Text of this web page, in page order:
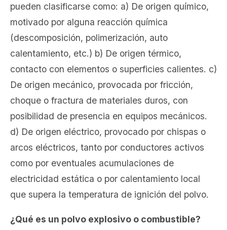
pueden clasificarse como: a) De origen químico,
motivado por alguna reacción química
(descomposición, polimerización, auto
calentamiento, etc.) b) De origen térmico,
contacto con elementos o superficies calientes. c)
De origen mecánico, provocada por fricción,
choque o fractura de materiales duros, con
posibilidad de presencia en equipos mecánicos.
d) De origen eléctrico, provocado por chispas o
arcos eléctricos, tanto por conductores activos
como por eventuales acumulaciones de
electricidad estática o por calentamiento local
que supera la temperatura de ignición del polvo.
¿Qué es un polvo explosivo o combustible?